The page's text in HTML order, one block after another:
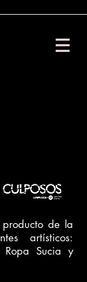
de la
artísticos:
Ropa Sucia y